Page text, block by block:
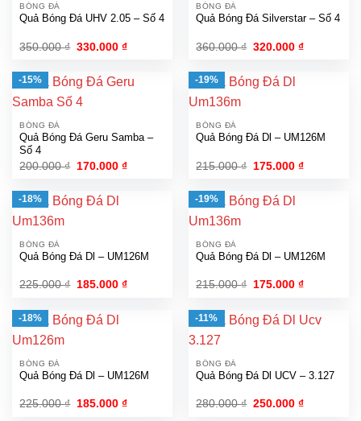
BÓNG ĐÁ
Quả Bóng Đá UHV 2.05 – Số 4
350.000₫ Giá
350.000 ₫.
330.000₫Giá
là:
330.000 ₫.
BÓNG ĐÁ
Quả Bóng Đá Silverstar – Số 4
360.000₫ Giá
360.000 ₫.
320.000₫Giá
-15%
BÓNG ĐÁ
Quả Bóng Đá Geru Samba –
Số 4
200.000₫ Giá
200.000 ₫.
170.000₫Giá
-19%
BÓNG ĐÁ
Quả Bóng Đá Dl – UM126M
215.000₫ Giá
215.000 ₫.
175.000₫Giá
-18%
BÓNG ĐÁ
Quả Bóng Đá Dl – UM126M
225.000₫ Giá
225.000 ₫.
185.000₫Giá
-19%
BÓNG ĐÁ
Quả Bóng Đá Dl – UM126M
215.000₫ Giá
215.000 ₫.
175.000₫Giá
là:
175.000 ₫.
-18%
BÓNG ĐÁ
Quả Bóng Đá Dl – UM126M
225.000₫ Giá
185.000₫Giá
-11%
BÓNG ĐÁ
Quả Bóng Đá Dl UCV – 3.127
280.000₫ Giá
250.000₫Giá